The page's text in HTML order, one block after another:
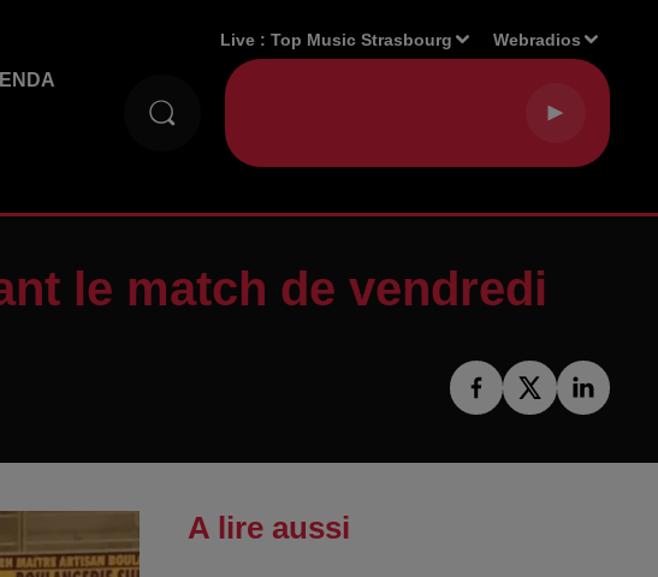
Live :Top Music Strasbourg Webradios
le match de vendredi
A lire aussi